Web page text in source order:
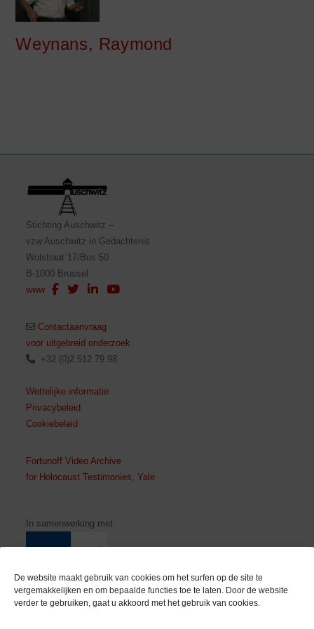
De website maakt gebruik van cookies om het surfen op de site te
vergemakkelijken en om bepaalde functies toe te laten. Door de website
verder te gebruiken, gaat u akkoord met het gebruik van cookies.
Weynans, Raymond
Stichting Auschwitz –
vzw Auschwitz in Gedachtenis
Wolstraat 17/Bus 50
B-1000 Brussel
www
Contactaanvraag
voor uitgebreid onderzoek
+32 (0)2 512 79 98
Wettelijke informatie
Privacybeleid
Cookiebeleid
Fortunoff Video Archive
for Holocaust Testimonies, Yale
In samenwerking met